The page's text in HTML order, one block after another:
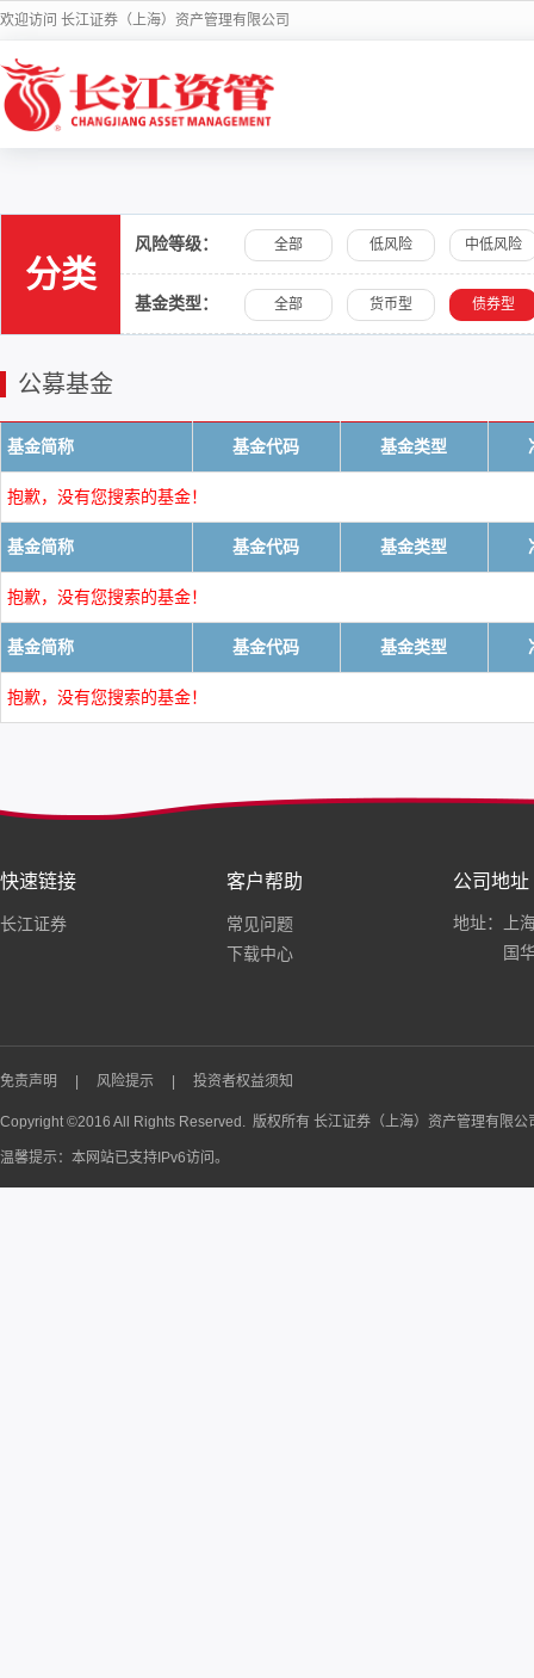
欢迎访问 长江证券（上海）资产管理有限公司
分类
风险等级： 全部 低风险 中低风险
基金类型： 全部 货币型 债券型
公募基金
基金简称 基金代码 基金类型
抱歉，没有您搜索的基金！
基金简称 基金代码 基金类型
抱歉，没有您搜索的基金！
基金简称 基金代码 基金类型
抱歉，没有您搜索的基金！
快速链接
长江证券
客户帮助
常见问题
下载中心
公司地址
地址：上
国
免责声明 风险提示 投资者权益须知
Copyright ©2016 All Rights Reserved. 版权所有 长江证券（上海）资产管理有限
温馨提示：本网站已支持IPv6访问。